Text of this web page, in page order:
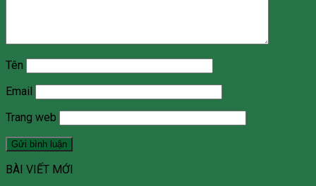
Tên
Email
Trang web
BÀI VIẾT MỚI